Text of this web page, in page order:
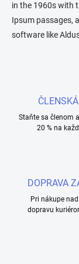
in the 1960s with
Ipsum passages,
software like
Staňte sa členom
20 % na
DOPRAVA
Pri nákupe
dopravu